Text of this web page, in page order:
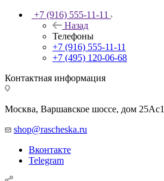
+7 (916) 555-11-11
Назад
Телефоны
+7 (916) 555-11-11
+7 (495) 120-06-68
Контактная информация
Москва, Варшавское шоссе, дом
shop@rascheska.ru
Вконтакте
Telegram